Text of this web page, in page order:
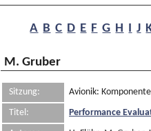
A B C D E F G H I J
M. Gruber
Sitzung:
Avionik:
Titel:
Performance